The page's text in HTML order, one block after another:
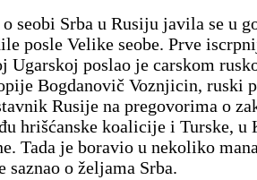
seobi Srba u Rusiju javila se u
posle Velike seobe. Prve
Ugarskoj poslao je carskom
Bogdanovič Voznjicin, ruski
Rusije na pregovorima o
hrišćanske koalicije i Turske, u
Tada je boravio u nekoliko
saznao o željama Srba.